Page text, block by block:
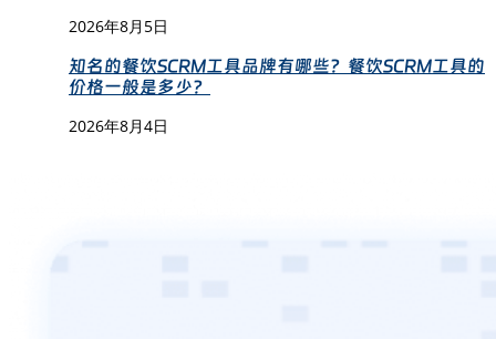
2026年8月5日
知名的餐饮SCRM工具品牌有哪些？餐饮SCRM工具的
价格一般是多少？
2026年8月4日